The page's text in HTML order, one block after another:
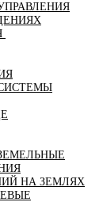
НА ЗЕМЛЯХ